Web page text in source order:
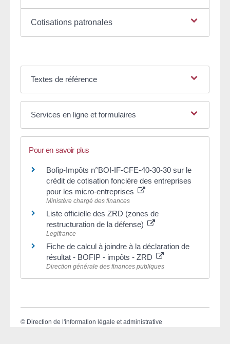
Cotisations patronales
Textes de référence
Services en ligne et formulaires
Pour en savoir plus
Bofip-Impôts n°BOI-IF-CFE-40-30-30 sur le
crédit de cotisation foncière des entreprises
pour les micro-entreprises
Ministère chargé des finances
Liste officielle des ZRD (zones de
restructuration de la défense)
Legifrance
Fiche de calcul à joindre à la déclaration de
résultat - BOFIP - impôts - ZRD
Direction générale des finances publiques
© Direction de l'information légale et administrative